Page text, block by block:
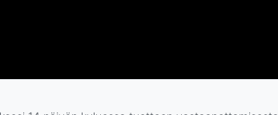
Copyright 2026 ©taidepiste.fi